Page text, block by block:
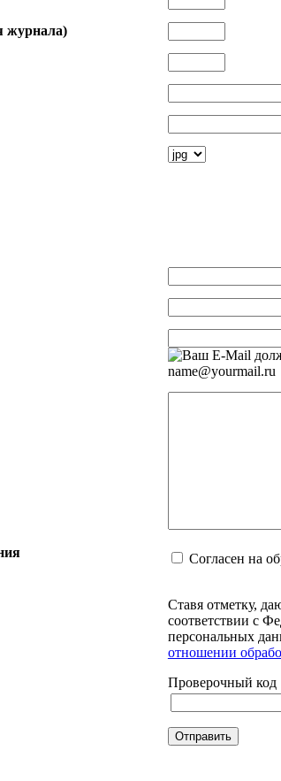
журнала)
Согласен на
Ставя отметку,
соответствии с
персональных
отношении
Проверочный код
Отправить